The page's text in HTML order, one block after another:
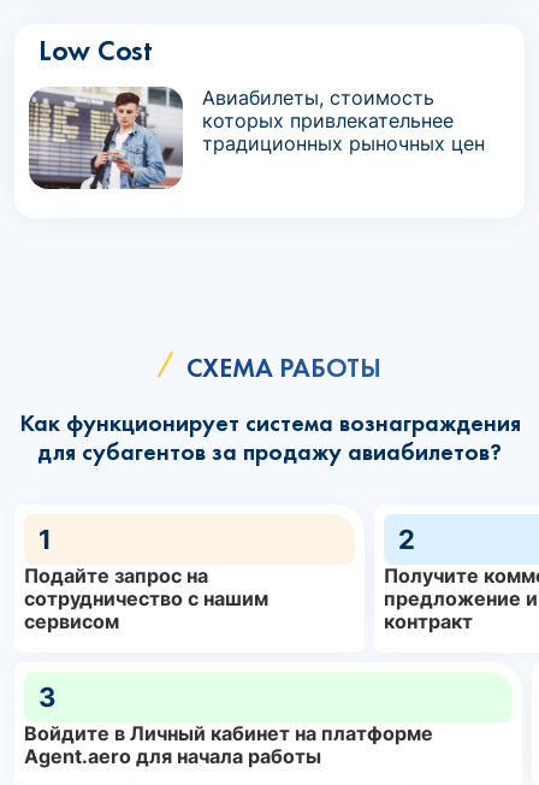
Low Cost
Авиабилеты, стоимость
которых привлекательнее
традиционных рыночных цен
СХЕМА РАБОТЫ
Как функционирует система вознаграждения
для субагентов за продажу авиабилетов?
1
Подайте запрос на
сотрудничество с нашим
сервисом
2
Получите
предложение
контракт
3
Войдите в Личный кабинет на платформе
Agent.aero для начала работы